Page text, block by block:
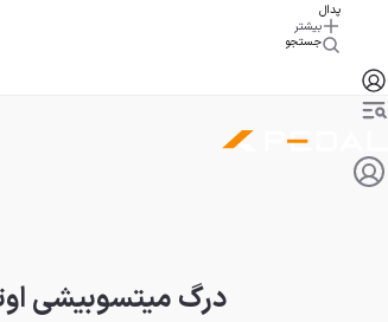
پدال
بیشتر
جستجو
درگ میتسوبیشی